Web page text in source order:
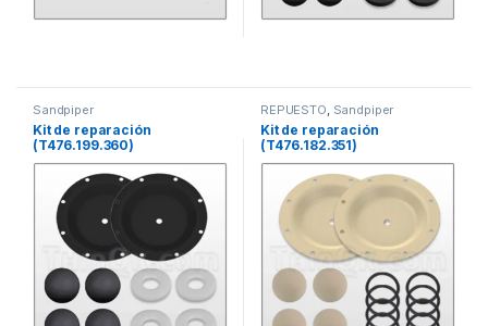
Sandpiper
Kit de reparación
(T476.199.360)
REPUESTO, Sandpiper
Kit de reparación
(T476.182.351)